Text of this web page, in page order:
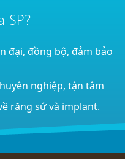
SP?
đại, đồng bộ, đảm bảo
nghiệp, tận tâm
răng sứ và implant.